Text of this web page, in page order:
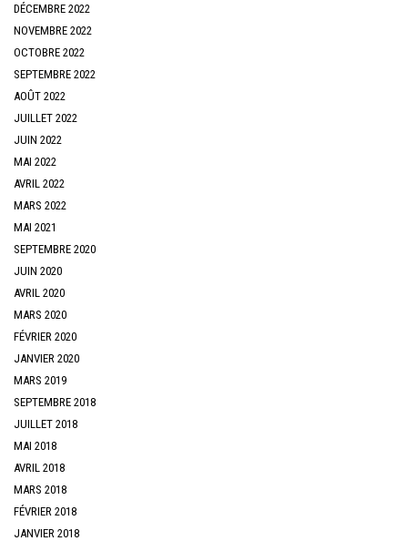
DÉCEMBRE 2022
NOVEMBRE 2022
OCTOBRE 2022
SEPTEMBRE 2022
AOÛT 2022
JUILLET 2022
JUIN 2022
MAI 2022
AVRIL 2022
MARS 2022
MAI 2021
SEPTEMBRE 2020
JUIN 2020
AVRIL 2020
MARS 2020
FÉVRIER 2020
JANVIER 2020
MARS 2019
SEPTEMBRE 2018
JUILLET 2018
MAI 2018
AVRIL 2018
MARS 2018
FÉVRIER 2018
JANVIER 2018